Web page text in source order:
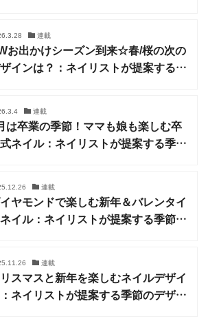
連載
お出かけシーズン到来☆春/桜の次の
インは？：ネイリストが提案する季
連載
は卒業の季節！ママも娘も楽しむ卒
ネイル：ネイリストが提案する季節
連載
ヤモンドで楽しむ新年＆バレンタイ
イル：ネイリストが提案する季節の
連載
スマスと新年を楽しむネイルデザイ
ネイリストが提案する季節のデザイ